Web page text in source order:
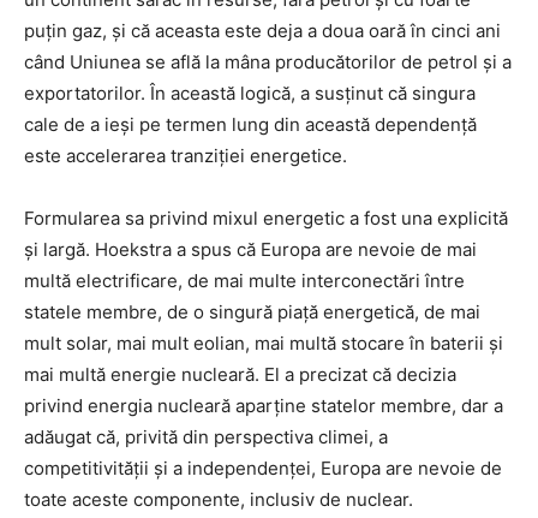
puțin gaz, și că aceasta este deja a doua oară în cinci ani
când Uniunea se află la mâna producătorilor de petrol și a
exportatorilor. În această logică, a susținut că singura
cale de a ieși pe termen lung din această dependență
este accelerarea tranziției energetice.
Formularea sa privind mixul energetic a fost una explicită
și largă. Hoekstra a spus că Europa are nevoie de mai
multă electrificare, de mai multe interconectări între
statele membre, de o singură piață energetică, de mai
mult solar, mai mult eolian, mai multă stocare în baterii și
mai multă energie nucleară. El a precizat că decizia
privind energia nucleară aparține statelor membre, dar a
adăugat că, privită din perspectiva climei, a
competitivității și a independenței, Europa are nevoie de
toate aceste componente, inclusiv de nuclear.